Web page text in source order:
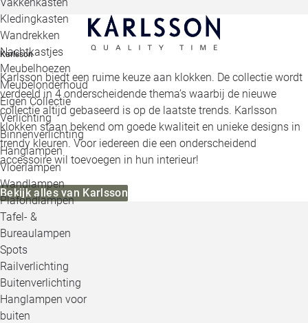
Kledingkasten
Wandrekken
Nachtkastjes
Meubelhoezen
Meubelonderhoud
Eigen Collectie
Verlichting
Binnenverlichting
Hanglampen
Vloerlampen
Wandlampen
Plafondlampen
Tafel- &
Bureaulampen
Spots
Railverlichting
Buitenverlichting
Hanglampen voor
buiten
Karlsson
Karlsson biedt een ruime keuze aan klokken. De collectie wordt
verdeeld in 4 onderscheidende thema’s waarbij de nieuwe
collectie altijd gebaseerd is op de laatste trends. Karlsson
klokken staan bekend om goede kwaliteit en unieke designs in
trendy kleuren. Voor iedereen die een onderscheidend
accessoire wil toevoegen in hun interieur!
Bekijk alles van Karlsson